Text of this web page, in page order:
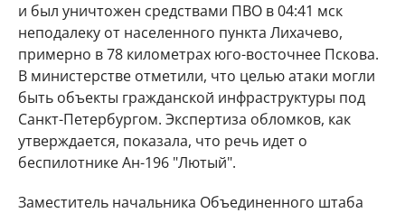
и был уничтожен средствами ПВО в 04:41 мск
неподалеку от населенного пункта Лихачево,
примерно в 78 километрах юго-восточнее Пскова.
В министерстве отметили, что целью атаки могли
быть объекты гражданской инфраструктуры под
Санкт-Петербургом. Экспертиза обломков, как
утверждается, показала, что речь идет о
беспилотнике Ан-196 "Лютый".
Заместитель начальника Объединенного штаба